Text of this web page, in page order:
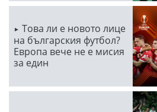
Това ли е новото лице
на българския футбол?
Европа вече не е мисия
за един